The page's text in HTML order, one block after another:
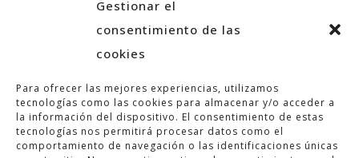
Gestionar el
consentimiento de las
cookies
Para ofrecer las mejores experiencias, utilizamos
tecnologías como las cookies para almacenar y/o acceder a
la información del dispositivo. El consentimiento de estas
tecnologías nos permitirá procesar datos como el
comportamiento de navegación o las identificaciones únicas
Política de Privacidad
Política de Cookies